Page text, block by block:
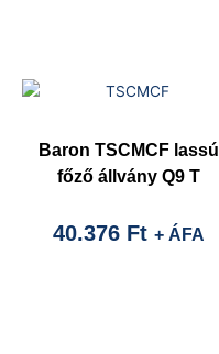
Baron TSCMCF lassú
főző állvány Q9 T
40.376 Ft + ÁFA